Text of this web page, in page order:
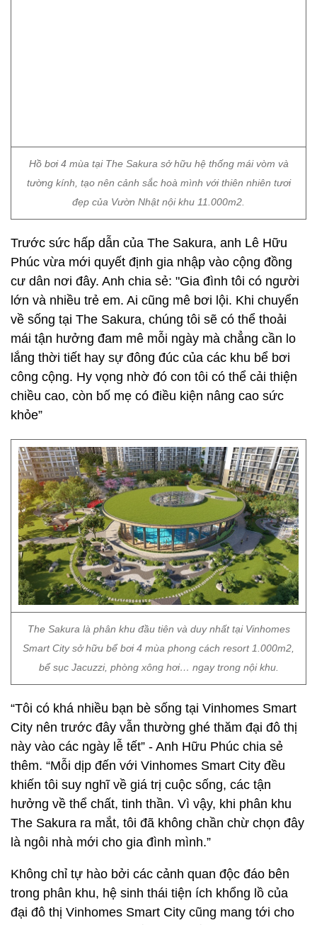
cư dân nơi đây. Anh chia sẻ: "Gia đình tôi có người
lớn và nhiều trẻ em. Ai cũng mê bơi lội. Khi chuyển
về sống tại The Sakura, chúng tôi sẽ có thể thoải
mái tận hưởng đam mê mỗi ngày mà chẳng cần lo
lắng thời tiết hay sự đông đúc của các khu bể bơi
công cộng. Hy vọng nhờ đó con tôi có thể cải thiện
chiều cao, còn bố mẹ có điều kiện nâng cao sức
khỏe”
The Sakura là phân khu đầu tiên và duy nhất tại Vinhomes
Smart City sở hữu bể bơi 4 mùa phong cách resort 1.000m2,
bể sục Jacuzzi, phòng xông hơi… ngay trong nội khu.
“Tôi có khá nhiều bạn bè sống tại Vinhomes Smart
City nên trước đây vẫn thường ghé thăm đại đô thị
này vào các ngày lễ tết” - Anh Hữu Phúc chia sẻ
thêm. “Mỗi dịp đến với Vinhomes Smart City đều
khiến tôi suy nghĩ về giá trị cuộc sống, các tận
hưởng về thể chất, tinh thần. Vì vậy, khi phân khu
The Sakura ra mắt, tôi đã không chần chừ chọn đây
là ngôi nhà mới cho gia đình mình.”
Không chỉ tự hào bởi các cảnh quan độc đáo bên
trong phân khu, hệ sinh thái tiện ích khổng lồ của
đại đô thị Vinhomes Smart City cũng mang tới cho
cư dân The Sakura chất lượng sống đáng tự hào,
từ vun đắp trí tuệ tại hệ thống trường Vinschool,
chăm sóc sức khỏe tại bệnh viện Vinmec đến vui
chơi tại các đại công viên…
Với phong cách sống resort “chuẩn Nhật”, The
Sakura trở thành điểm an cư lý tưởng cho cộng